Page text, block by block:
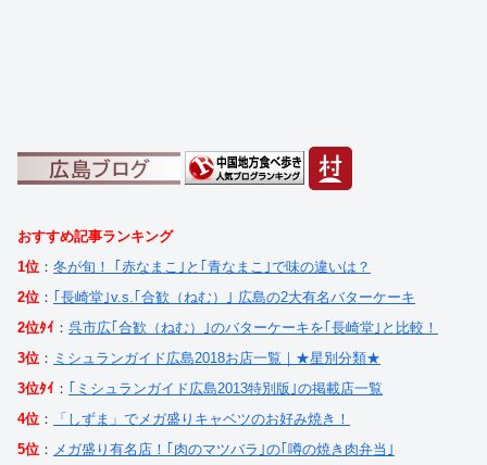
おすすめ記事ランキング
1位 ： 冬が旬！ ｢赤なまこ｣と｢青なまこ｣で味の違いは？
2位 ： ｢長崎堂｣v.s.｢合歓（ねむ）｣ 広島の2大有名バターケーキ
2位ﾀｲ ： 呉市広｢合歓（ねむ）｣のバターケーキを｢長崎堂｣と比較！
3位 ： ミシュランガイド広島2018お店一覧｜★星別分類★
3位ﾀｲ ： ｢ミシュランガイド広島2013特別版｣の掲載店一覧
4位 ：
「しずま」でメガ盛りキャベツのお好み焼き！
5位 ： メガ盛り有名店！｢肉のマツバラ｣の｢噂の焼き肉弁当｣